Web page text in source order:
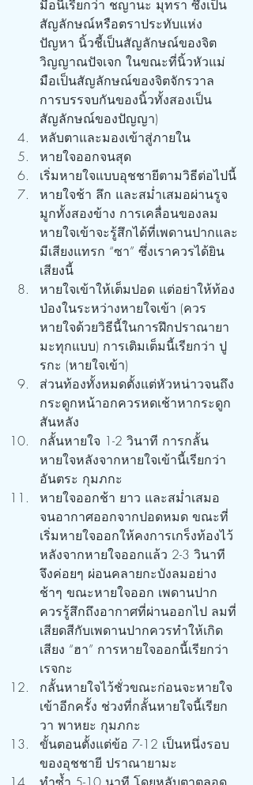
มือนี้เรียกว่า ชญานะ มุทรา ซึ่งเป็น
สัญลักษณ์หรือตราประทับแห่ง
ปัญหา นิ้วชี้เป็นสัญลักษณ์ของจิต
วิญญาณปัจเจก ในขณะที่นิ้วหัวแม่
มือเป็นสัญลักษณ์ของจิตจักรวาล
การบรรจบกันของนิ้วทั้งสองเป็น
สัญลักษณ์ของปัญญา)
หลับตาและมองเข้าสู่ภายใน
หายใจออกจนสุด
เริ่มหายใจแบบอุชชายีตามวิธีต่อไปนี้
หายใจช้า ลึก และสม่ำเสมอผ่านรูจ
มูกทั้งสองข้าง การเคลื่อนของลม
หายใจเข้าจะรู้สึกได้ที่เพดานปากและ
มีเสียงแทรก “ซา” ซึ่งเราควรได้ยิน
เสียงนี้
หายใจเข้าให้เต็มปอด แต่อย่าให้ท้อง
ป่องในระหว่างหายใจเข้า (ควร
หายใจด้วยวิธีนี้ในการฝึกปราณายา
มะทุกแบบ) การเติมเต็มนี้เรียกว่า ปู
รกะ (หายใจเข้า)
ส่วนท้องทั้งหมดตั้งแต่หัวหน่าวจนถึง
กระดูกหน้าอกควรหดเช้าหากระดูก
สันหลัง
กลั้นหายใจ 1-2 วินาที การกลั้น
หายใจหลังจากหายใจเข้านี้เรียกว่า
อันตระ กุมภกะ
หายใจออกช้า ยาว และสม่ำเสมอ
จนอากาศออกจากปอดหมด ขณะที่
เริ่มหายใจออกให้คงการเกร็งท้องไว้
หลังจากหายใจออกแล้ว 2-3 วินาที
จึงค่อยๆ ผ่อนคลายกะบังลมอย่าง
ช้าๆ ขณะหายใจออก เพดานปาก
ควรรู้สึกถึงอากาศที่ผ่านออกไป ลมที่
เสียดสีกับเพดานปากควรทำให้เกิด
เสียง “ฮา” การหายใจออกนี้เรียกว่า
เรจกะ
กลั้นหายใจไว้ชั่วขณะก่อนจะหายใจ
เข้าอีกครั้ง ช่วงที่กลั้นหายใจนี้เรียก
วา พาหยะ กุมภกะ
ขั้นตอนตั้งแต่ข้อ 7-12 เป็นหนึ่งรอบ
ของอุชชายี ปราณายามะ